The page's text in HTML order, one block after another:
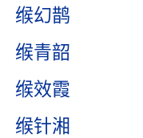
缑幻鹊
缑青韶
缑效霞
缑针湘